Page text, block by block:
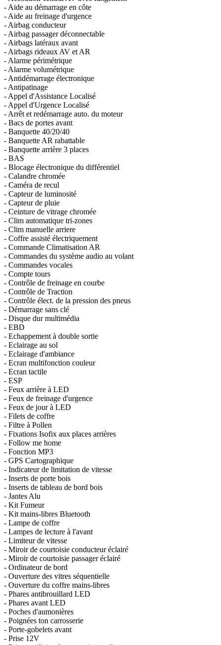
- Aide au démarrage en côte
- Aide au freinage d'urgence
- Airbag conducteur
- Airbag passager déconnectable
- Airbags latéraux avant
- Airbags rideaux AV et AR
- Alarme périmétrique
- Alarme volumétrique
- Antidémarrage électronique
- Antipatinage
- Appel d'Assistance Localisé
- Appel d'Urgence Localisé
- Arrêt et redémarrage auto. du moteur
- Bacs de portes avant
- Banquette 40/20/40
- Banquette AR rabattable
- Banquette arrière 3 places
- BAS
- Blocage électronique du différentiel
- Calandre chromée
- Caméra de recul
- Capteur de luminosité
- Capteur de pluie
- Ceinture de vitrage chromée
- Clim automatique tri-zones
- Clim manuelle arriere
- Coffre assisté électriquement
- Commande Climatisation AR
- Commandes du système audio au volant
- Commandes vocales
- Compte tours
- Contrôle de freinage en courbe
- Contrôle de Traction
- Contrôle élect. de la pression des pneus
- Démarrage sans clé
- Disque dur multimédia
- EBD
- Echappement à double sortie
- Eclairage au sol
- Eclairage d'ambiance
- Ecran multifonction couleur
- Ecran tactile
- ESP
- Feux arrière à LED
- Feux de freinage d'urgence
- Feux de jour à LED
- Filets de coffre
- Filtre à Pollen
- Fixations Isofix aux places arrières
- Follow me home
- Fonction MP3
- GPS Cartographique
- Indicateur de limitation de vitesse
- Inserts de porte bois
- Inserts de tableau de bord bois
- Jantes Alu
- Kit Fumeur
- Kit mains-libres Bluetooth
- Lampe de coffre
- Lampes de lecture à l'avant
- Limiteur de vitesse
- Miroir de courtoisie conducteur éclairé
- Miroir de courtoisie passager éclairé
- Ordinateur de bord
- Ouverture des vitres séquentielle
- Ouverture du coffre mains-libres
- Phares antibrouillard LED
- Phares avant LED
- Poches d'aumonières
- Poignées ton carrosserie
- Porte-gobelets avant
- Prise 12V